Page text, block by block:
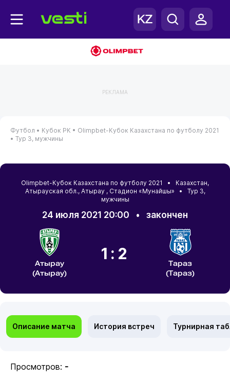
РЕКЛАМА
Футбол • Кубок РК • Olimpbet-Кубок Казахстана по футболу 2021
• Тур 3, мужчины
Olimpbet-Кубок Казахстана по футболу 2021 • Казахстан,
Атырауская обл., Атырау, Стадион «Мунайшы» • Тур 3,
мужчины
24 июля 2021 20:00 • закончен
Атырау
(Атырау)
1:2
Тараз
(Тараз)
Описание матча История встреч Турнирная
Просмотров: -